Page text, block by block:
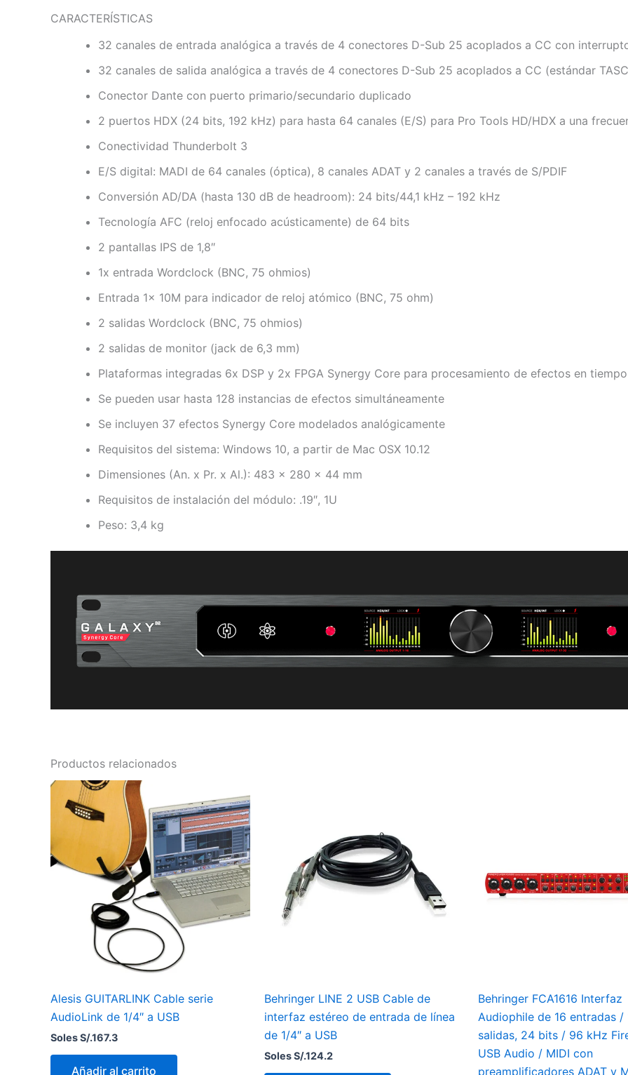
CARACTERÍSTICAS
32 canales de entrada analógica a través de 4 conectores D-Sub 25 acoplados a CC con
32 canales de salida analógica a través de 4 conectores D-Sub 25 acoplados a CC (estándar
Conector Dante con puerto primario/secundario duplicado
2 puertos HDX (24 bits, 192 kHz) para hasta 64 canales (E/S) para Pro Tools HD/HDX a una
Conectividad Thunderbolt 3
E/S digital: MADI de 64 canales (óptica), 8 canales ADAT y 2 canales a través de S/PDIF
Conversión AD/DA (hasta 130 dB de headroom): 24 bits/44,1 kHz – 192 kHz
Tecnología AFC (reloj enfocado acústicamente) de 64 bits
2 pantallas IPS de 1,8″
1x entrada Wordclock (BNC, 75 ohmios)
Entrada 1x 10M para indicador de reloj atómico (BNC, 75 ohm)
2 salidas Wordclock (BNC, 75 ohmios)
2 salidas de monitor (jack de 6,3 mm)
Plataformas integradas 6x DSP y 2x FPGA Synergy Core para procesamiento de efectos en
Se pueden usar hasta 128 instancias de efectos simultáneamente
Se incluyen 37 efectos Synergy Core modelados analógicamente
Requisitos del sistema: Windows 10, a partir de Mac OSX 10.12
Dimensiones (An. x Pr. x Al.): 483 x 280 x 44 mm
Requisitos de instalación del módulo: .19″, 1U
Peso: 3,4 kg
Productos relacionados
Alesis GUITARLINK Cable serie
AudioLink de 1/4″ a USB
Soles S/.167.3
Añadir al carrito
Behringer LINE 2 USB Cable de
interfaz estéreo de entrada de línea
de 1/4″ a USB
Soles S/.124.2
Behringer FCA1616 Interfaz
Audiophile de 16 entradas /
salidas, 24 bits / 96 kHz
USB Audio / MIDI con
preamplificadores ADAT y